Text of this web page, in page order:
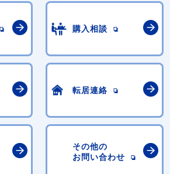
購入相談
転居連絡
その他の
お問い合わせ